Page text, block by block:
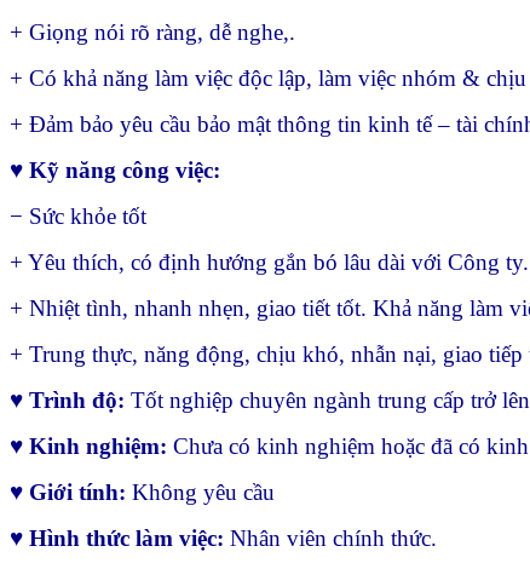
+ Giọng nói rõ ràng, dễ nghe,.
+ Có khả năng làm việc độc lập, làm việc nhóm &
+ Đảm bảo yêu cầu bảo mật thông tin kinh tế – tài
♥ Kỹ năng công việc:
− Sức khỏe tốt
+ Yêu thích, có định hướng gắn bó lâu dài với Công ty.
+ Nhiệt tình, nhanh nhẹn, giao tiết tốt. Khả năng làm
+ Trung thực, năng động, chịu khó, nhẫn nại, giao tiếp
♥ Trình độ: Tốt nghiệp chuyên ngành trung cấp trở
♥ Kinh nghiệm: Chưa có kinh nghiệm hoặc đã có
♥ Giới tính: Không yêu cầu
♥ Hình thức làm việc: Nhân viên chính thức.